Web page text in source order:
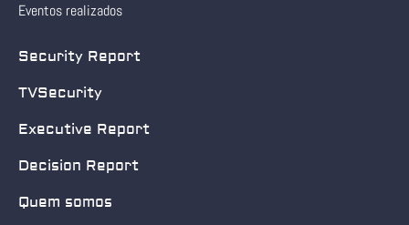
Eventos realizados
Security Report
TVSecurity
Executive Report
Decision Report
Quem somos